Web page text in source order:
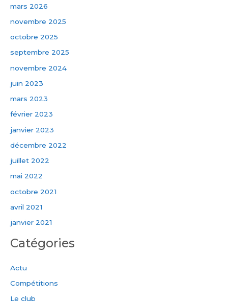
mars 2026
novembre 2025
octobre 2025
septembre 2025
novembre 2024
juin 2023
mars 2023
février 2023
janvier 2023
décembre 2022
juillet 2022
mai 2022
octobre 2021
avril 2021
janvier 2021
Catégories
Actu
Compétitions
Le club